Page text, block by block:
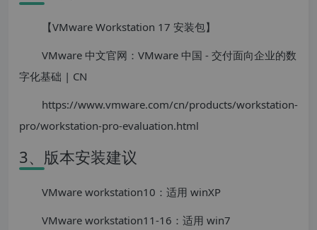
【VMware Workstation 17 安装包】
VMware 中文官网：VMware 中国 - 交付面向企业的数
字化基础 | CN
https://www.vmware.com/cn/products/workstation-
pro/workstation-pro-evaluation.html
3、版本安装建议
VMware workstation10：适用 winXP
VMware workstation11-16：适用 win7